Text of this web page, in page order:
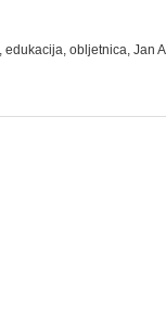
,edukacija ,obljetnica , Jan